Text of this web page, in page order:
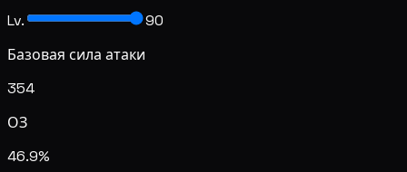
Lv.
90
Базовая сила атаки
354
ОЗ
46.9%